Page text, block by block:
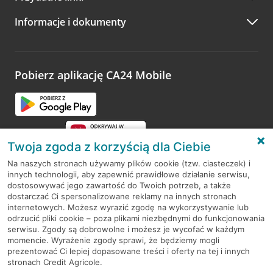
A po wizycie…
Zachęcamy do podzielenia się z nami opinią o wizycie.
opinie.
Informacje i dokumenty
Pobierz aplikację CA24 Mobile
RODO
Regulamin serwisu
Mapa serwisu
PolitykaCookies
Twoja zgoda z korzyścią dla Ciebie
Na naszych stronach używamy plików cookie (tzw. ciasteczek) i
innych technologii, aby zapewnić prawidłowe działanie serwisu,
dostosowywać jego zawartość do Twoich potrzeb, a także
dostarczać Ci spersonalizowane reklamy na innych stronach
internetowych. Możesz wyrazić zgodę na wykorzystywanie lub
odrzucić pliki cookie – poza plikami niezbędnymi do funkcjonowania
serwisu. Zgody są dobrowolne i możesz je wycofać w każdym
momencie. Wyrażenie zgody sprawi, że będziemy mogli
prezentować Ci lepiej dopasowane treści i oferty na tej i innych
stronach Credit Agricole.